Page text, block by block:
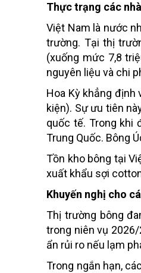
Thực trạng các
Việt Nam là nước
trường. Tại thị
(xuống mức 7,8
nguyên liệu và chi
Hoa Kỳ khẳng định
kiện). Sự ưu tiên
quốc tế. Trong khi
Trung Quốc. Bông
Tồn kho bông tại
xuất khẩu sợi
Khuyến nghị cho
Thị trường bông
trong niên vụ
ẩn rủi ro nếu lạm
Trong ngắn hạn,